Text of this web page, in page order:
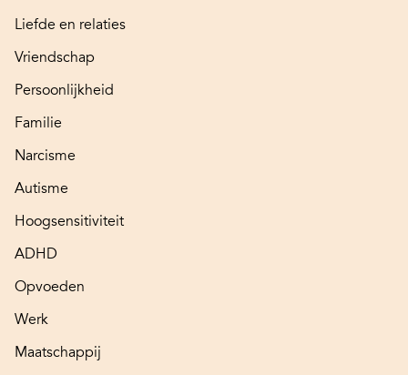
Liefde en relaties
Vriendschap
Persoonlijkheid
Familie
Narcisme
Autisme
Hoogsensitiviteit
ADHD
Opvoeden
Werk
Maatschappij